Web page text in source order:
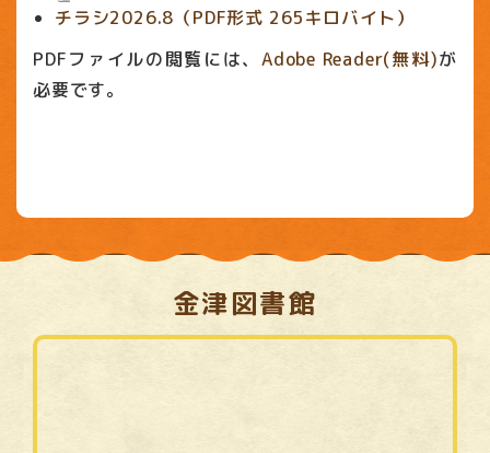
チラシ2026.8（PDF形式 265キロバイト）
PDFファイルの閲覧には、Adobe Reader(無料)が
必要です。
金津図書館